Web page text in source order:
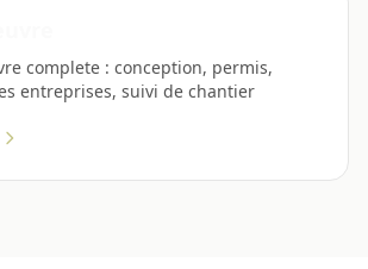
complete : conception, permis,
entreprises, suivi de chantier